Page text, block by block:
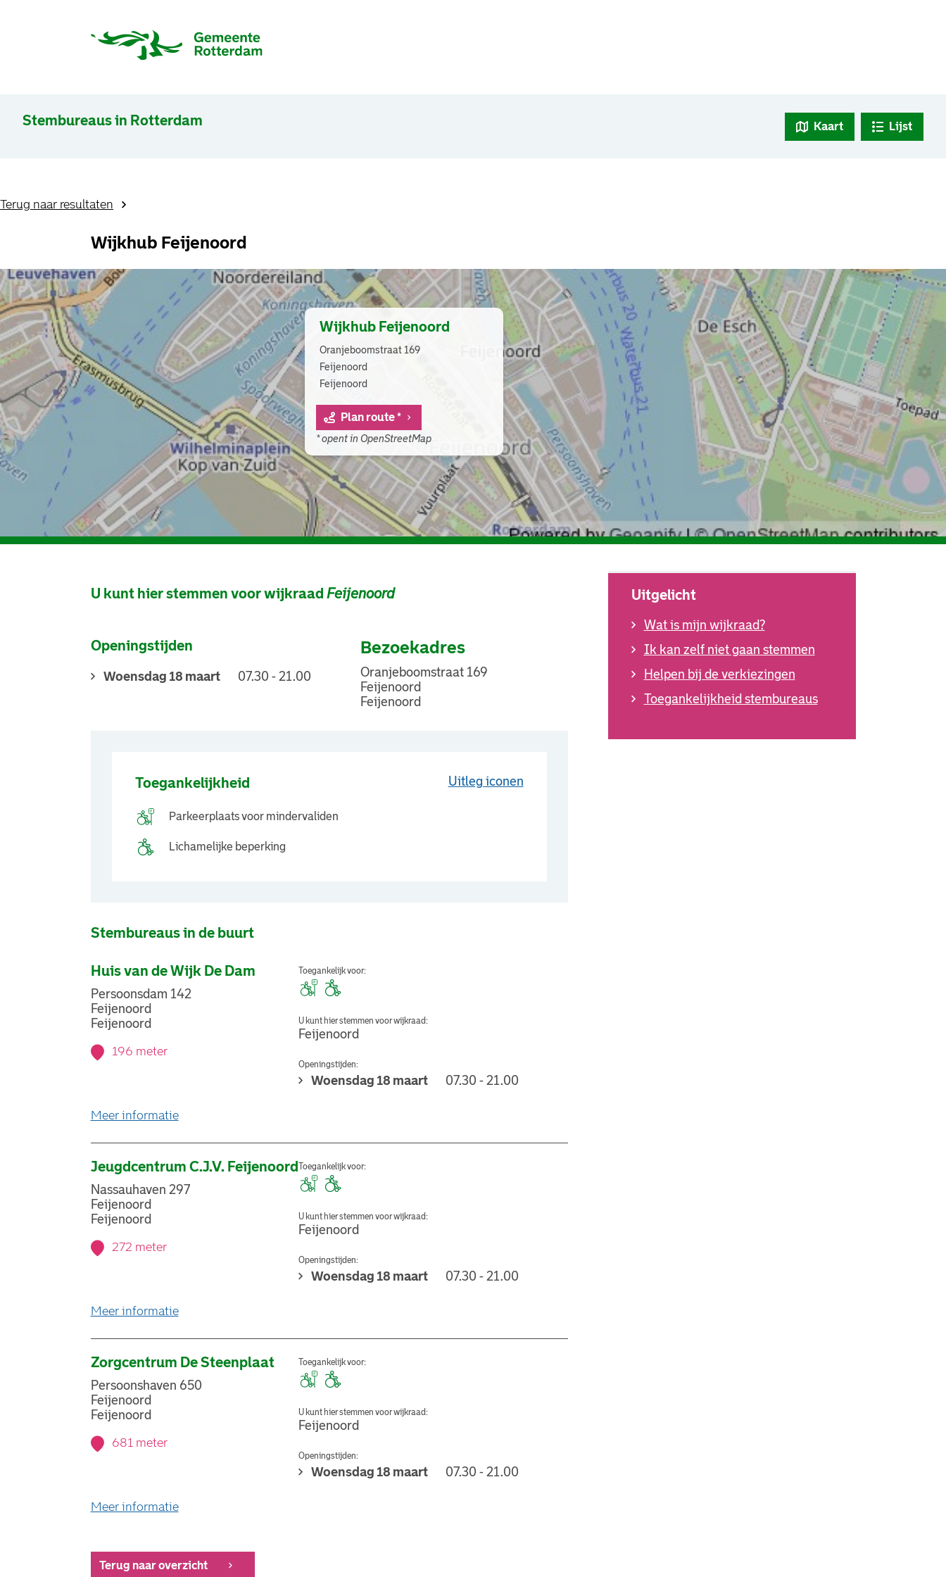
Stembureaus in Rotterdam Kaart Lijst
Terug naar resultaten
Wijkhub Feijenoord
Wijkhub Feijenoord
Oranjeboomstraat 169
Feijenoord
Feijenoord
Plan route *
* opent in OpenStreetMap
U kunt hier stemmen voor wijkraad Feijenoord
Openingstijden
Woensdag 18 maart 07.30 - 21.00
Bezoekadres
Oranjeboomstraat 169
Feijenoord
Feijenoord
Toegankelijkheid Uitleg iconen
Parkeerplaats voor mindervaliden
Lichamelijke beperking
Stembureaus in de buurt
Huis van de Wijk De Dam
Persoonsdam 142
Feijenoord
Feijenoord
196 meter
Toegankelijk voor:
U kunt hier stemmen voor wijkraad:
Feijenoord
Openingstijden:
Woensdag 18 maart 07.30 - 21.00
Meer informatieover stemlocatie Huis van de Wijk De Dam
Jeugdcentrum C.J.V. Feijenoord
Nassauhaven 297
Feijenoord
Feijenoord
272 meter
Toegankelijk voor:
U kunt hier stemmen voor wijkraad:
Feijenoord
Openingstijden:
Woensdag 18 maart 07.30 - 21.00
Meer informatieover stemlocatie Jeugdcentrum C.J.V. Feijenoord
Zorgcentrum De Steenplaat
Persoonshaven 650
Feijenoord
Feijenoord
681 meter
Toegankelijk voor:
U kunt hier stemmen voor wijkraad:
Feijenoord
Openingstijden:
Woensdag 18 maart 07.30 - 21.00
Meer informatieover stemlocatie Zorgcentrum De Steenplaat
Terug naar overzicht
Uitgelicht
Wat is mijn wijkraad?
Ik kan zelf niet gaan stemmen
Helpen bij de verkiezingen
Toegankelijkheid stembureaus